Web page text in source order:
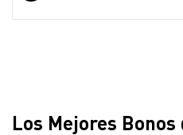
Los Mejores Bonos